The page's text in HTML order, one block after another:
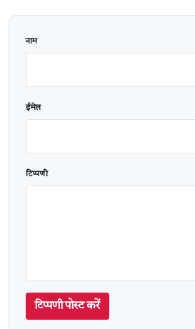
नाम
ईमेल
टिप्पणी
टिप्पणी पोस्ट करें